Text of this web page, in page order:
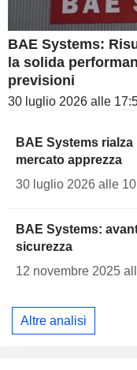
BAE Systems:
la solida
previsioni
30 luglio 2026 alle
BAE Systems rialza
mercato apprezza
30 luglio 2026 alle
BAE Systems:
sicurezza
12 novembre 2025
Altre analisi